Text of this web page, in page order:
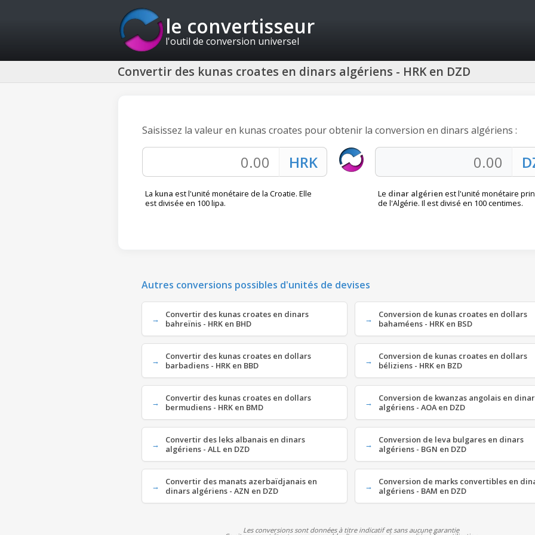
le convertisseur
l'outil de conversion universel
Convertir des kunas croates en dinars algériens - HRK en DZD
Saisissez la valeur en kunas croates pour obtenir la conversion en dinars algériens :
La kuna est l'unité monétaire de la Croatie. Elle
est divisée en 100 lipa.
Le dinar algérien est l'unité monétaire
de l'Algérie. Il est divisé en 100 centimes.
Autres conversions possibles d'unités de devises
Convertir des kunas croates en dinars
bahreïnis - HRK en BHD
Conversion de kunas croates en dollars
bahaméens - HRK en BSD
Convertir des kunas croates en dollars
barbadiens - HRK en BBD
Conversion de kunas croates en dollars
béliziens - HRK en BZD
Convertir des kunas croates en dollars
bermudiens - HRK en BMD
Conversion de kwanzas angolais en
algériens - AOA en DZD
Convertir des leks albanais en dinars
algériens - ALL en DZD
Conversion de leva bulgares en dinars
algériens - BGN en DZD
Convertir des manats azerbaïdjanais en
dinars algériens - AZN en DZD
Conversion de marks convertibles en
algériens - BAM en DZD
Les conversions sont données à titre indicatif et sans aucune garantie